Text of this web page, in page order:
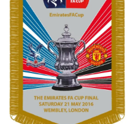
Selecteer een optie